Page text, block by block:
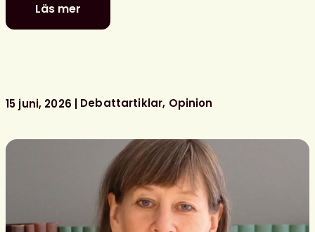
Läs mer
Fler
utbildade
bemannade
15 juni, 2026 Debattartiklar Opinion